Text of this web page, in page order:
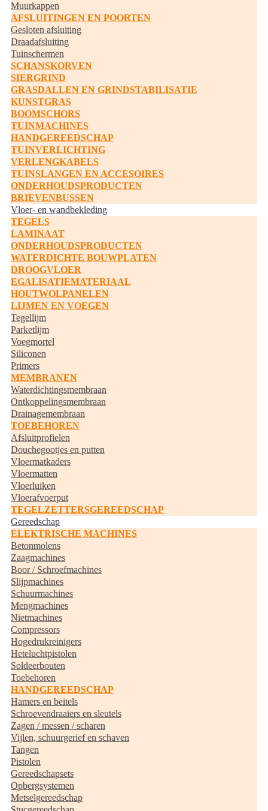
Muurkappen
AFSLUITINGEN EN POORTEN
Gesloten afsluiting
Draadafsluiting
Tuinschermen
SCHANSKORVEN
SIERGRIND
GRASDALLEN EN GRINDSTABILISATIE
KUNSTGRAS
BOOMSCHORS
TUINMACHINES
HANDGEREEDSCHAP
TUINVERLICHTING
VERLENGKABELS
TUINSLANGEN EN ACCESOIRES
ONDERHOUDSPRODUCTEN
BRIEVENBUSSEN
Vloer- en wandbekleding
TEGELS
LAMINAAT
ONDERHOUDSPRODUCTEN
WATERDICHTE BOUWPLATEN
DROOGVLOER
EGALISATIEMATERIAAL
HOUTWOLPANELEN
LIJMEN EN VOEGEN
Tegellijm
Parketlijm
Voegmortel
Siliconen
Primers
MEMBRANEN
Waterdichtingsmembraan
Ontkoppelingsmembraan
Drainagemembraan
TOEBEHOREN
Afsluitprofielen
Douchegootjes en putten
Vloermatkaders
Vloermatten
Vloerluiken
Vloerafvoerput
TEGELZETTERSGEREEDSCHAP
Gereedschap
ELEKTRISCHE MACHINES
Betonmolens
Zaagmachines
Boor / Schroefmachines
Slijpmachines
Schuurmachines
Mengmachines
Nietmachines
Compressors
Hogedrukreinigers
Heteluchtpistolen
Soldeerbouten
Toebehoren
HANDGEREEDSCHAP
Hamers en beitels
Schroevendraaiers en sleutels
Zagen / messen / scharen
Vijlen, schuurgerief en schaven
Tangen
Pistolen
Gereedschapsets
Opbergsystemen
Metselgereedschap